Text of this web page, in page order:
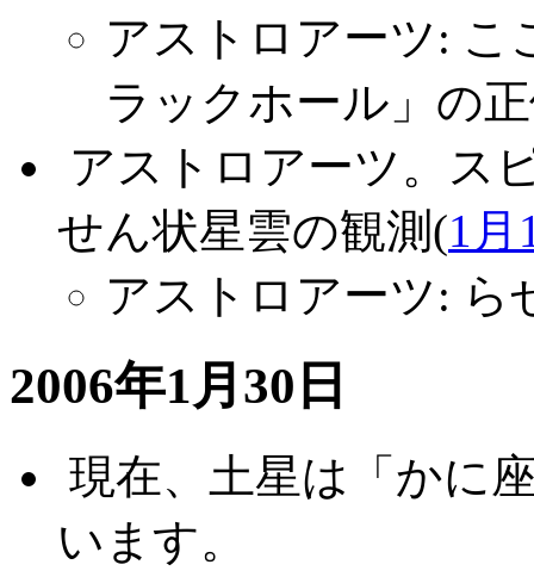
アストロアーツ: こ
ラックホール」の
アストロアーツ。ス
せん状星雲の観測(1月
アストロアーツ: ら
2006年1月30日
現在、土星は「かに
います。